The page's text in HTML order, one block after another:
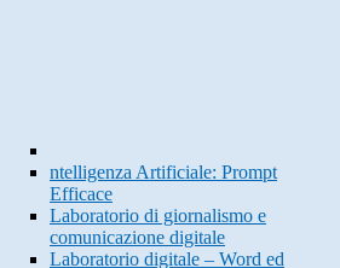
ntelligenza Artificiale: Prompt
Efficace
Laboratorio di giornalismo e
comunicazione digitale
Laboratorio digitale – Word ed